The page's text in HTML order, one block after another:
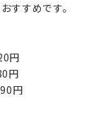
すすめです。
円
円
円